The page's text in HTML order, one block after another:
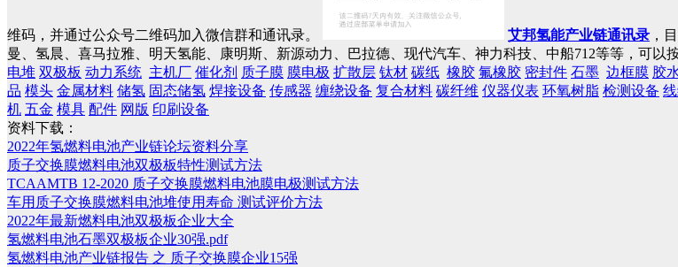
维码，并通过公众号二维码加入微信群和通讯录。 艾邦氢能产业链通讯录 ，
曼、氢晨、喜马拉雅、明天氢能、康明斯、新源动力、巴拉德、现代汽车、神力科技、中船712等等，可以
电堆 双极板 动力系统 主机厂 催化剂 质子膜 膜电极 扩散层 钛材 碳纸 橡胶 氟橡胶 密封件 石墨 边框膜 胶
品 模头 金属材料 储氢 固态储氢 焊接设备 传感器 缠绕设备 复合材料 碳纤维 仪器仪表 环氧树脂 检测设备
机 五金 模具 配件 网版 印刷设备
资料下载：
2022年氢燃料电池产业链论坛资料分享
质子交换膜燃料电池双极板特性测试方法
TCAAMTB 12-2020 质子交换膜燃料电池膜电极测试方法
车用质子交换膜燃料电池堆使用寿命 测试评价方法
2022年最新燃料电池双极板企业大全
氢燃料电池石墨双极板企业30强.pdf
氢燃料电池产业链报告 之 质子交换膜企业15强